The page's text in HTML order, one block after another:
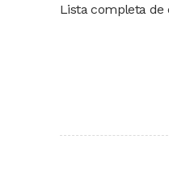
Lista completa de